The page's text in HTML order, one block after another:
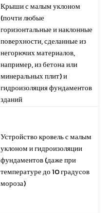
Крыши с малым уклоном
(почти любые
горизонтальные и наклонные
поверхности, сделанные из
негорючих материалов,
например, из бетона или
минеральных плит) и
гидроизоляция фундаментов
зданий
Устройство кровель с малым
уклоном и гидроизоляции
фундаментов (даже при
температуре до 10 градусов
мороза)